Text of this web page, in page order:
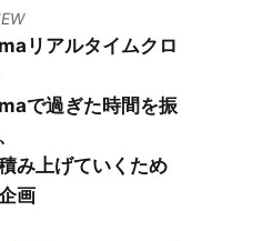
リアルタイムクロ
で過ぎた時間を振
み上げていくため
画